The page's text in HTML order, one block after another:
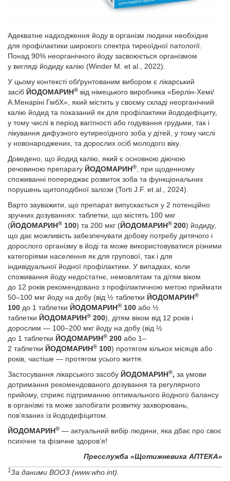
Адекватне надходження йоду в організм людини необхідне
для профілактики широкого спектра тиреоїдної патології.
Понад 90% неорганічного йоду засвоюється організмом
у вигляді йодиду калію (Winder M. et al., 2022).
У цьому контексті обґрунтованим вибором є лікарський
засіб ЙОДОМАРИН® від німецького виробника «Берлін-Хемі/
А.Менаріні ГмбХ», який містить у своєму складі неорганічний
калію йодид та показаний як для профілактики йододефіциту,
у тому числі в період вагітності або годування грудьми, так і
лікування дифузного еутиреоїдного зоба у дітей, у тому числі
у новонароджених, та дорослих осіб молодого віку.
Доведено, що йодид калію, який є основною діючою
речовиною препарату ЙОДОМАРИН®, при щоденному
споживанні попереджає розвиток зоба та функціональних
порушень щитоподібної залози (Torti J.F. et al., 2024).
Варто зауважити, що препарат випускається у 2 потенційно
зручних дозуваннях: таблетки, що містять 100 мкг
(ЙОДОМАРИН® 100) та 200 мкг (ЙОДОМАРИН® 200) йодиду,
що дає можливість забезпечувати добову потребу дитячого і
дорослого організму в йоді та може використовуватися різними
категоріями населення як для групової, так і для
індивідуальної йодної профілактики. У випадках, коли
споживання йоду недостатнє, немовлятам та дітям віком
до 12 років рекомендовано з профілактичною метою приймати
50–100 мкг йоду на добу (від ½ таблетки ЙОДОМАРИН®
100 до 1 таблетки ЙОДОМАРИН® 100 або ½
таблетки ЙОДОМАРИН® 200), дітям віком від 12 років і
дорослим — 100–200 мкг йоду на добу (від ½
до 1 таблетки ЙОДОМАРИН® 200 або 1–
2 таблетки ЙОДОМАРИН® 100) протягом кількох місяців або
років, частіше — протягом усього життя.
Застосування лікарського засобу ЙОДОМАРИН®, за умови
дотримання рекомендованого дозування та регулярного
прийому, сприяє підтриманню оптимального йодного балансу
в організмі та може запобігати розвитку захворювань,
пов’язаних із йододефіцитом.
ЙОДОМАРИН® — актуальний вибір людини, яка дбає про своє
психічне та фізичне здоров’я!
Пресслужба «Щотижневика АПТЕКА»
1За даними ВООЗ (www.who.int).